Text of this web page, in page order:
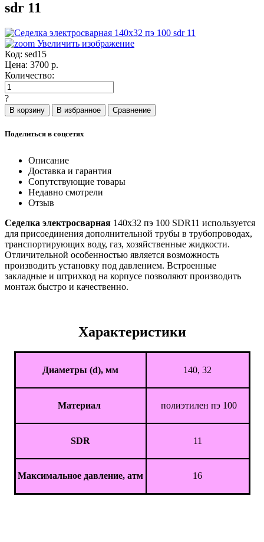
sdr 11
Увеличить изображение
Код: sed15
Цена: 3700 р.
Количество:
?
Поделиться в соцсетях
Описание
Доставка и гарантия
Сопутствующие товары
Недавно смотрели
Отзыв
Седелка электросварная 140x32 пэ 100 SDR11 используется
для присоединения дополнительной трубы в трубопроводах,
транспортирующих воду, газ, хозяйственные жидкости.
Отличительной особенностью является возможность
производить установку под давлением. Встроенные
закладные и штрихкод на корпусе позволяют производить
монтаж быстро и качественно.
Характеристики
Диаметры (d), мм 140, 32
Материал полиэтилен пэ 100
SDR 11
Максимальное давление, атм 16